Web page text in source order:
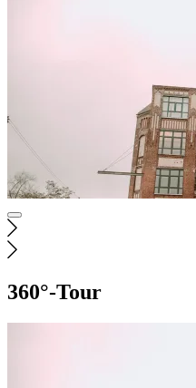
360°-Tour